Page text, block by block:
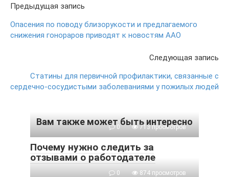
Предыдущая запись
Опасения по поводу близорукости и предлагаемого
снижения гонораров приводят к новостям AAO
Следующая запись
Статины для первичной профилактики, связанные с
сердечно-сосудистыми заболеваниями у пожилых людей
Вам также может быть интересно
0 713 просмотров
Почему нужно следить за
отзывами о работодателе
0 874 просмотров